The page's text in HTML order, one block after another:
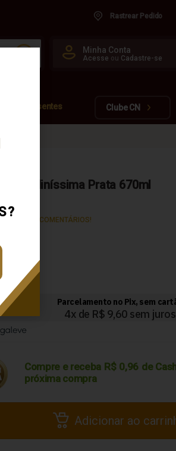
Rastrear Pedido
Minha Conta
Acesse ou Cadastre-se
Presentes Clube CN
Saliníssima Prata 670ml
E VEJA OS COMENTÁRIOS!
38,39
Compre e receba R$ 0,96 de
próxima compra
Adicionar ao